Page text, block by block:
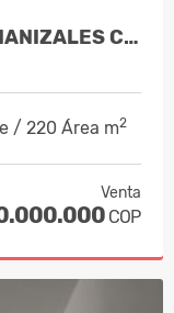
VENTA CASA EL ARENILLO, MANIZALES CO…
/ 220 Área m2
Venta
COP